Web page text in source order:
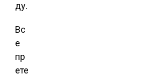
ду.
Вс
е
пр
ете